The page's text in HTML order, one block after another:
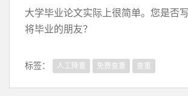
大学毕业论文实际上很简单。您是否
将毕业的朋友？
标签： 人工降重 免费查重 查重